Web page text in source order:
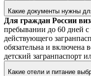
Какие документы нужны
Для граждан России
пребывании до 60 дней с
действующего
обязательна и включена
детский загранпаспорт
Какие отели и питание